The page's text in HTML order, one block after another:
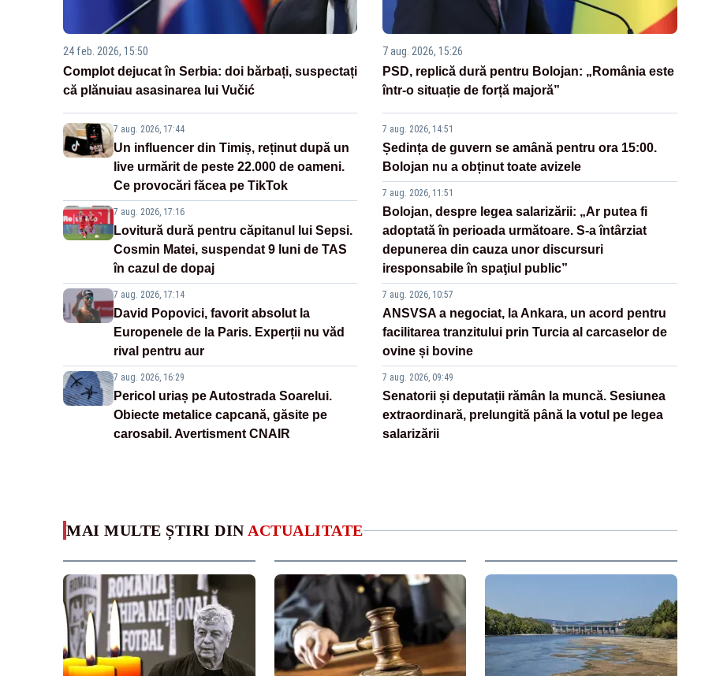
24 feb. 2026, 15:50
Complot dejucat în Serbia: doi bărbați, suspectați
că plănuiau asasinarea lui Vučić
7 aug. 2026, 17:44
Un influencer din Timiș, reținut după un
live urmărit de peste 22.000 de oameni.
Ce provocări făcea pe TikTok
7 aug. 2026, 17:16
Lovitură dură pentru căpitanul lui Sepsi.
Cosmin Matei, suspendat 9 luni de TAS
în cazul de dopaj
7 aug. 2026, 17:14
David Popovici, favorit absolut la
Europenele de la Paris. Experții nu văd
rival pentru aur
7 aug. 2026, 16:29
Pericol uriaș pe Autostrada Soarelui.
Obiecte metalice capcană, găsite pe
carosabil. Avertisment CNAIR
7 aug. 2026, 15:26
PSD, replică dură pentru Bolojan: „România este
într-o situație de forță majoră”
7 aug. 2026, 14:51
Ședința de guvern se amână pentru ora 15:00.
Bolojan nu a obținut toate avizele
7 aug. 2026, 11:51
Bolojan, despre legea salarizării: „Ar putea fi
adoptată în perioada următoare. S-a întârziat
depunerea din cauza unor discursuri
iresponsabile în spaţiul public”
7 aug. 2026, 10:57
ANSVSA a negociat, la Ankara, un acord pentru
facilitarea tranzitului prin Turcia al carcaselor de
ovine și bovine
7 aug. 2026, 09:49
Senatorii și deputații rămân la muncă. Sesiunea
extraordinară, prelungită până la votul pe legea
salarizării
MAI MULTE ȘTIRI DIN ACTUALITATE